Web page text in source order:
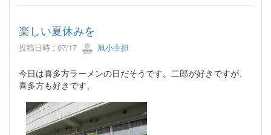
楽しい夏休みを
投稿日時 : 07/17 旭小主担
今日は喜多方ラーメンの日だそうです。二郎が好きですが、
喜多方も好きです、